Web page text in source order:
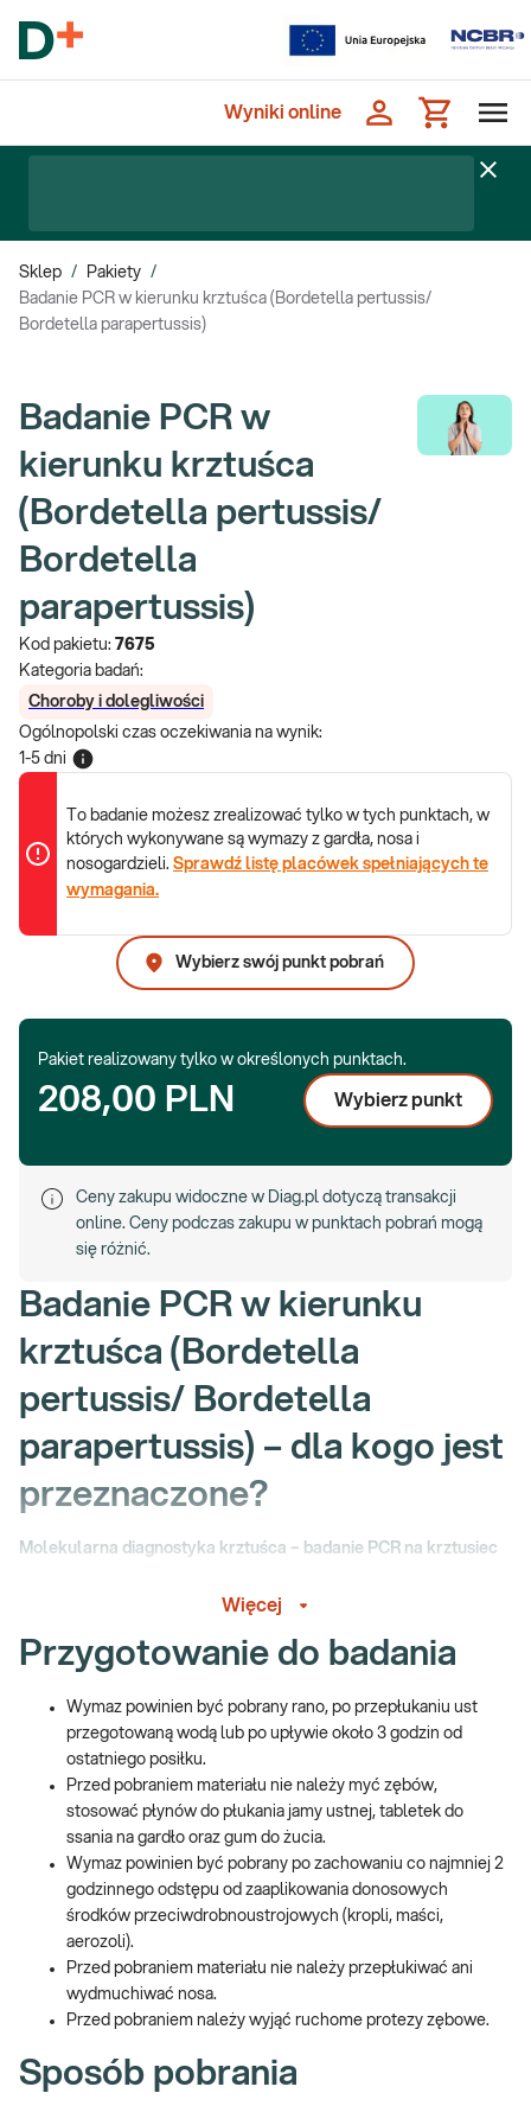
Wyniki online
Sklep / Pakiety /
Badanie PCR w kierunku krztuśca (Bordetella pertussis/
Bordetella parapertussis)
Badanie PCR w
kierunku krztuśca
(Bordetella pertussis/
Bordetella
parapertussis)
Kod pakietu: 7675
Kategoria badań:
Choroby i dolegliwości
Ogólnopolski czas oczekiwania na wynik:
1-5 dni
To badanie możesz zrealizować tylko w tych punktach, w
których wykonywane są wymazy z gardła, nosa i
nosogardzieli. Sprawdź listę placówek spełniających te
wymagania.
Wybierz swój punkt pobrań
Pakiet realizowany tylko w określonych punktach.
208,00 PLN Wybierz punkt
Ceny zakupu widoczne w Diag.pl dotyczą transakcji
online. Ceny podczas zakupu w punktach pobrań mogą
się różnić.
Badanie PCR w kierunku
krztuśca (Bordetella
pertussis/ Bordetella
parapertussis) – dla kogo jest
przeznaczone?
Molekularna diagnostyka krztuśca – badanie PCR na krztusiec
zakaźną układu oddechowego, wywołaną przez pałeczki
Bordetella pertussis i Bordetella parapertussis.
krztusiec w Polsce i na terenie Europy.
Badanie na krztusiec metodą PCR
Badanie polega na wykryciu DNA bakterii
Bordetella parapertussisw wymazie pobranym z jamy nosowo-
gardłowej.
Szybka diagnostyka – badanie na krztusiec
Szybka diagnostyka krztuśca jest niezwykle istotna
pozwala na zastosowanie celowanego leczenia i umożliwia
Przebieg zakażeniaBordetella parapertussis
Więcej
Przygotowanie do badania
Wymaz powinien być pobrany rano, po przepłukaniu ust
przegotowaną wodą lub po upływie około 3 godzin od
ostatniego posiłku.
Przed pobraniem materiału nie należy myć zębów,
stosować płynów do płukania jamy ustnej, tabletek do
ssania na gardło oraz gum do żucia.
Wymaz powinien być pobrany po zachowaniu co najmniej 2
godzinnego odstępu od zaaplikowania donosowych
środków przeciwdrobnoustrojowych (kropli, maści,
aerozoli).
Przed pobraniem materiału nie należy przepłukiwać ani
wydmuchiwać nosa.
Przed pobraniem należy wyjąć ruchome protezy zębowe.
Sposób pobrania